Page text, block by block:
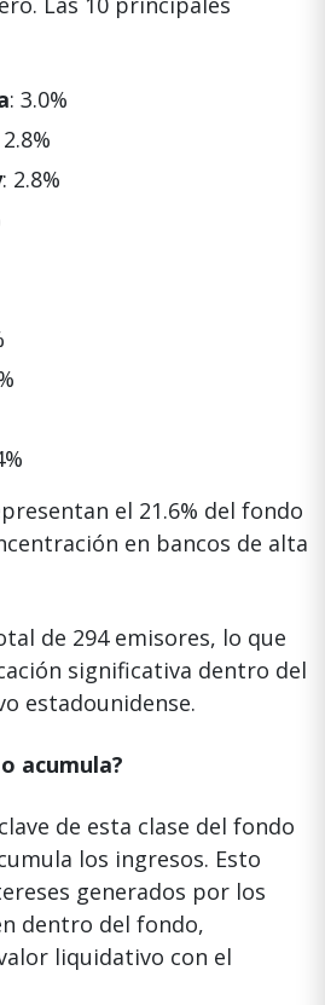
: 3.0%
: 2.8%
el 21.6% del fondo
en bancos de alta
de 294 emisores, lo que
significativa dentro del
estadounidense.
acumula?
de esta clase del fondo
los ingresos. Esto
generados por los
dentro del fondo,
liquidativo con el